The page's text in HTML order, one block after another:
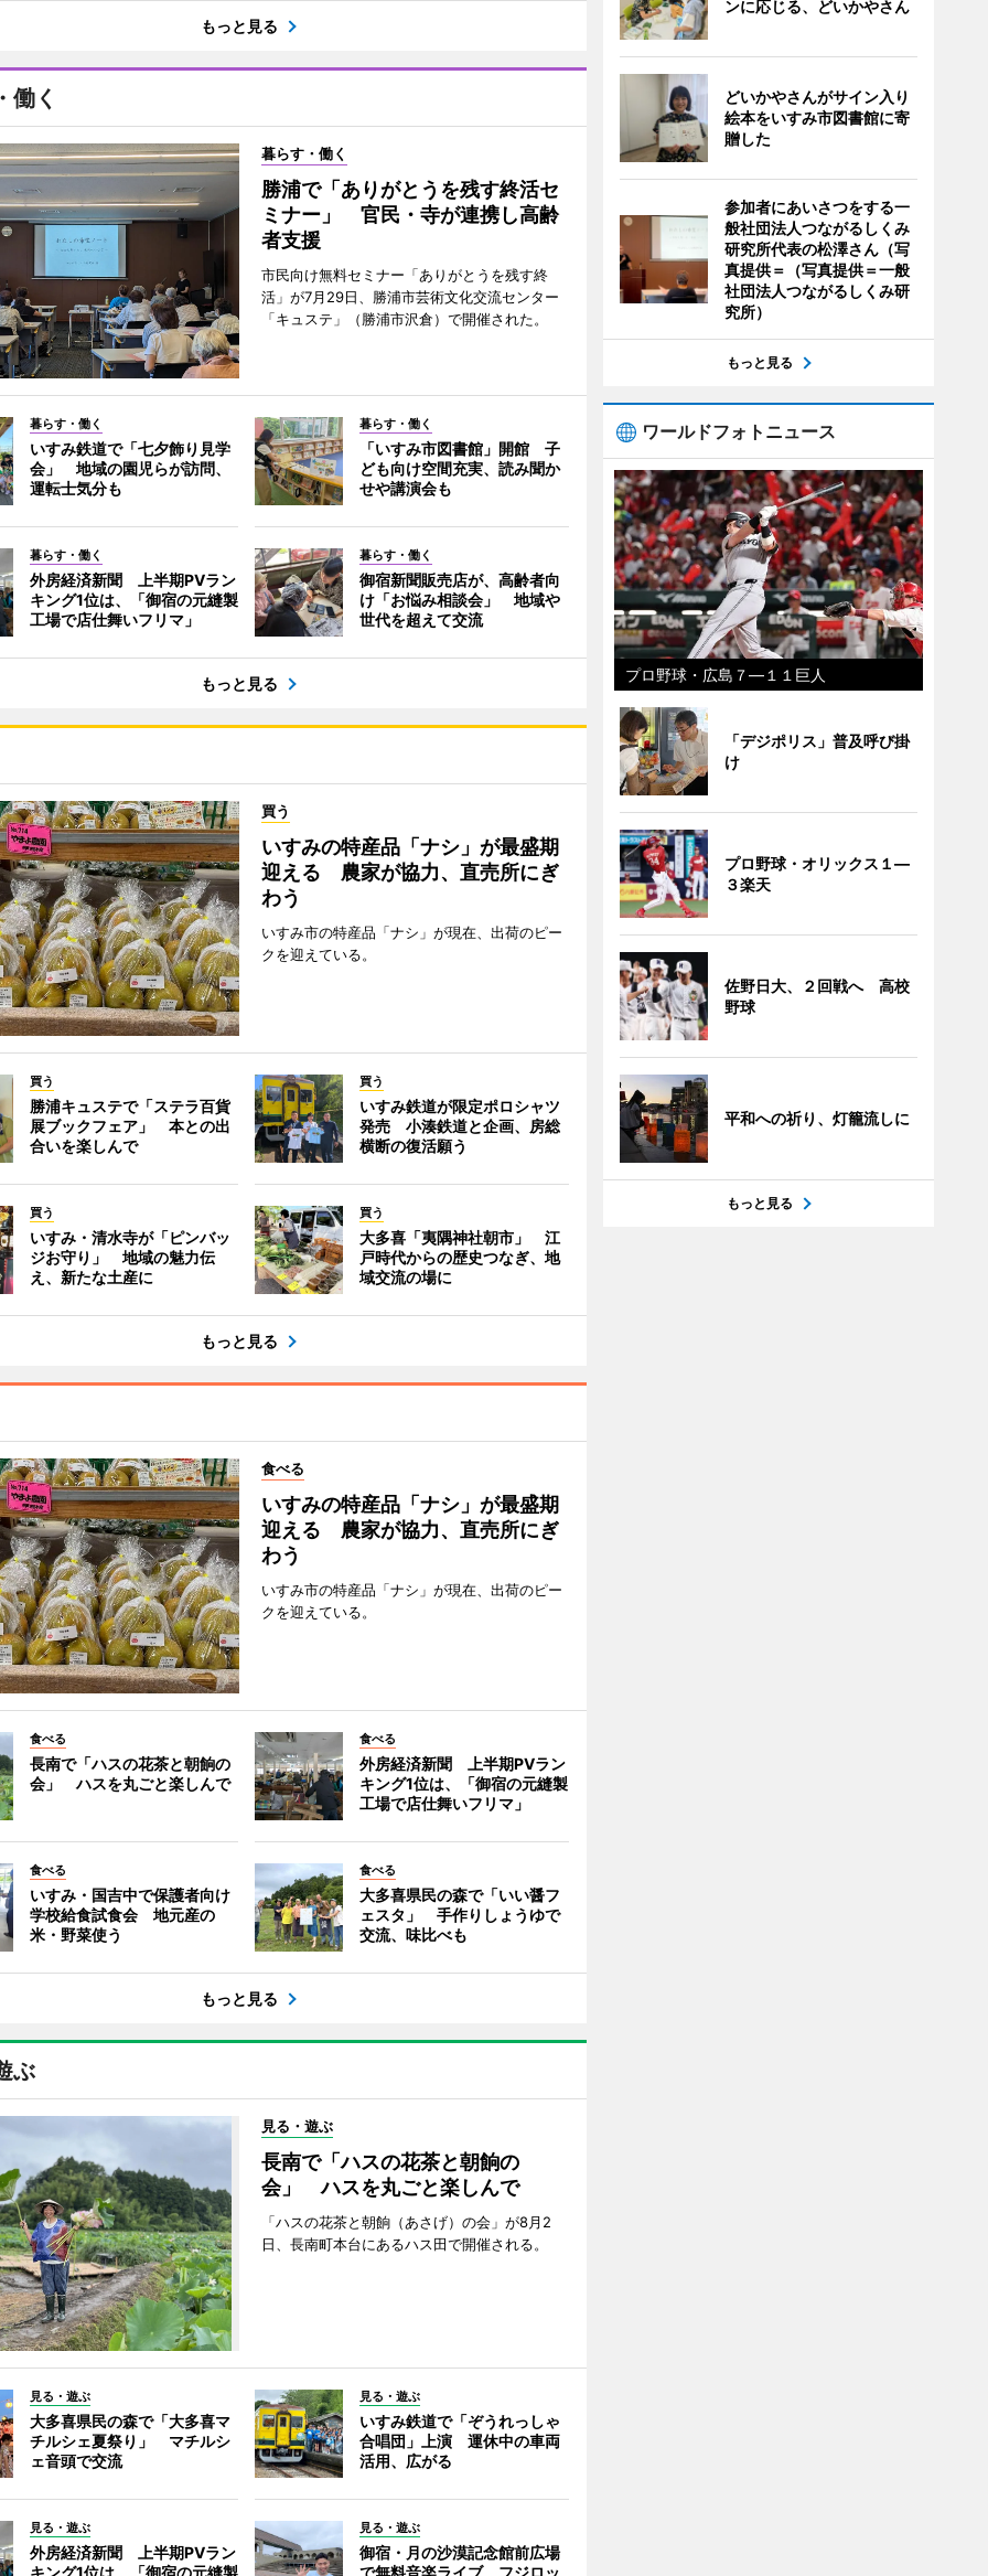
もっと見る
働く
暮らす・働く
勝浦で「ありがとうを残す終活セ
ミナー」 官民・寺が連携し高齢
者支援
市民向け無料セミナー「ありがとうを残す終
活」が7月29日、勝浦市芸術文化交流センター
「キュステ」（勝浦市沢倉）で開催された。
暮らす・働く
いすみ鉄道で「七夕飾り見学
会」 地域の園児らが訪問、
運転士気分も
暮らす・働く
「いすみ市図書館」開館 子
ども向け空間充実、読み聞か
せや講演会も
暮らす・働く
外房経済新聞 上半期PVラン
キング1位は、「御宿の元縫製
工場で店仕舞いフリマ」
暮らす・働く
御宿新聞販売店が、高齢者向
け「お悩み相談会」 地域や
世代を超えて交流
もっと見る
買う
いすみの特産品「ナシ」が最盛期
迎える 農家が協力、直売所にぎ
わう
いすみ市の特産品「ナシ」が現在、出荷のピー
クを迎えている。
買う
勝浦キュステで「ステラ百貨
展ブックフェア」 本との出
合いを楽しんで
買う
いすみ鉄道が限定ポロシャツ
発売 小湊鉄道と企画、房総
横断の復活願う
買う
いすみ・清水寺が「ピンバッ
ジお守り」 地域の魅力伝
え、新たな土産に
買う
大多喜「夷隅神社朝市」 江
戸時代からの歴史つなぎ、地
域交流の場に
もっと見る
食べる
いすみの特産品「ナシ」が最盛期
迎える 農家が協力、直売所にぎ
わう
いすみ市の特産品「ナシ」が現在、出荷のピー
クを迎えている。
食べる
長南で「ハスの花茶と朝餉の
会」 ハスを丸ごと楽しんで
食べる
外房経済新聞 上半期PVラン
キング1位は、「御宿の元縫製
工場で店仕舞いフリマ」
食べる
いすみ・国吉中で保護者向け
学校給食試食会 地元産の
米・野菜使う
食べる
大多喜県民の森で「いい醤フ
ェスタ」 手作りしょうゆで
交流、味比べも
もっと見る
ぶ
見る・遊ぶ
長南で「ハスの花茶と朝餉の
会」 ハスを丸ごと楽しんで
「ハスの花茶と朝餉（あさげ）の会」が8月2
日、長南町本台にあるハス田で開催される。
見る・遊ぶ
大多喜県民の森で「大多喜マ
チルシェ夏祭り」 マチルシ
ェ音頭で交流
見る・遊ぶ
いすみ鉄道で「ぞうれっしゃ
合唱団」上演 運休中の車両
活用、広がる
見る・遊ぶ
外房経済新聞 上半期PVラン
キング1位は、「御宿の元縫製
見る・遊ぶ
御宿・月の沙漠記念館前広場
で無料音楽ライブ フジロッ
ンに応じる、どいかやさん
どいかやさんがサイン入り
絵本をいすみ市図書館に寄
贈した
参加者にあいさつをする一
般社団法人つながるしくみ
研究所代表の松澤さん（写
真提供＝（写真提供＝一般
社団法人つながるしくみ研
究所）
もっと見る
ワールドフォトニュース
プロ野球・広島７―１１巨人
「デジポリス」普及呼び掛
け
プロ野球・オリックス１―
３楽天
佐野日大、２回戦へ 高校
野球
平和への祈り、灯籠流しに
もっと見る